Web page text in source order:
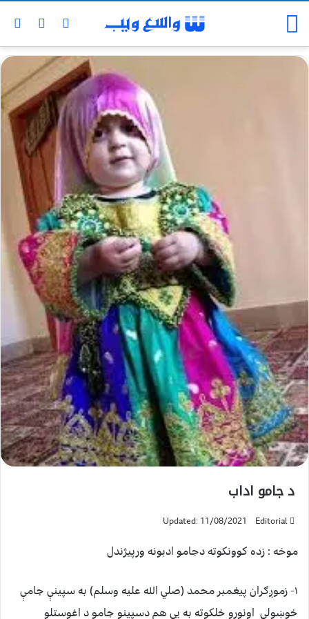
د جامو اداب
Editorial
Updated: 11/08/2021
موخه : زده کوونکوته دجامو ادبونه ورپيژندل
۱- زموږګران پيغمبر محمد (صلي الله عليه وسلم) به سپينې جامې
خوښولې اونورو خلکوته به يې هم دسپينو جامو د اغوستلو